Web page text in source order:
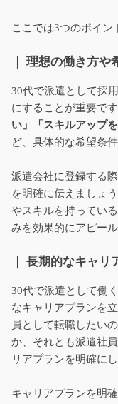
ここでは3つのポイン
｜ 理想の働き方
30代で派遣として採
にすることが重要です
い」「スキルアップ
ど、具体的な希望条
派遣会社に登録する
を明確に伝えましょ
やスキルを持ってい
みを効果的にアピー
｜ 長期的なキャリ
30代で派遣として働
なキャリアプランを
員として転職したい
か、それとも派遣社
リアプランを明確にし
キャリアプランを明